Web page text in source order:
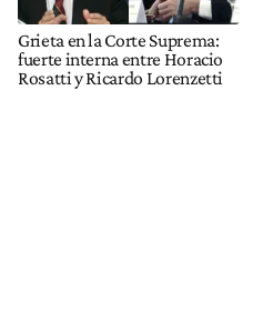
Grieta en la Corte Suprema:
fuerte interna entre Horacio
Rosatti y Ricardo Lorenzetti